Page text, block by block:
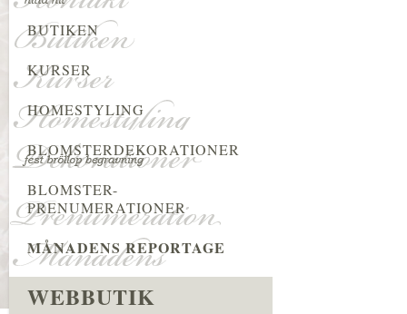
BUTIKEN
KURSER
HOMESTYLING
BLOMSTERDEKORATIONER
BLOMSTER-
PRENUMERATIONER
MÅNADENS REPORTAGE
WEBBUTIK